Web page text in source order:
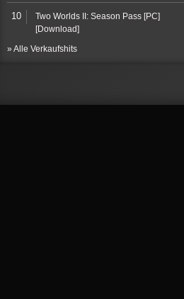
10
Two Worlds II: Season Pass [PC]
[Download]
» Alle Verkaufshits